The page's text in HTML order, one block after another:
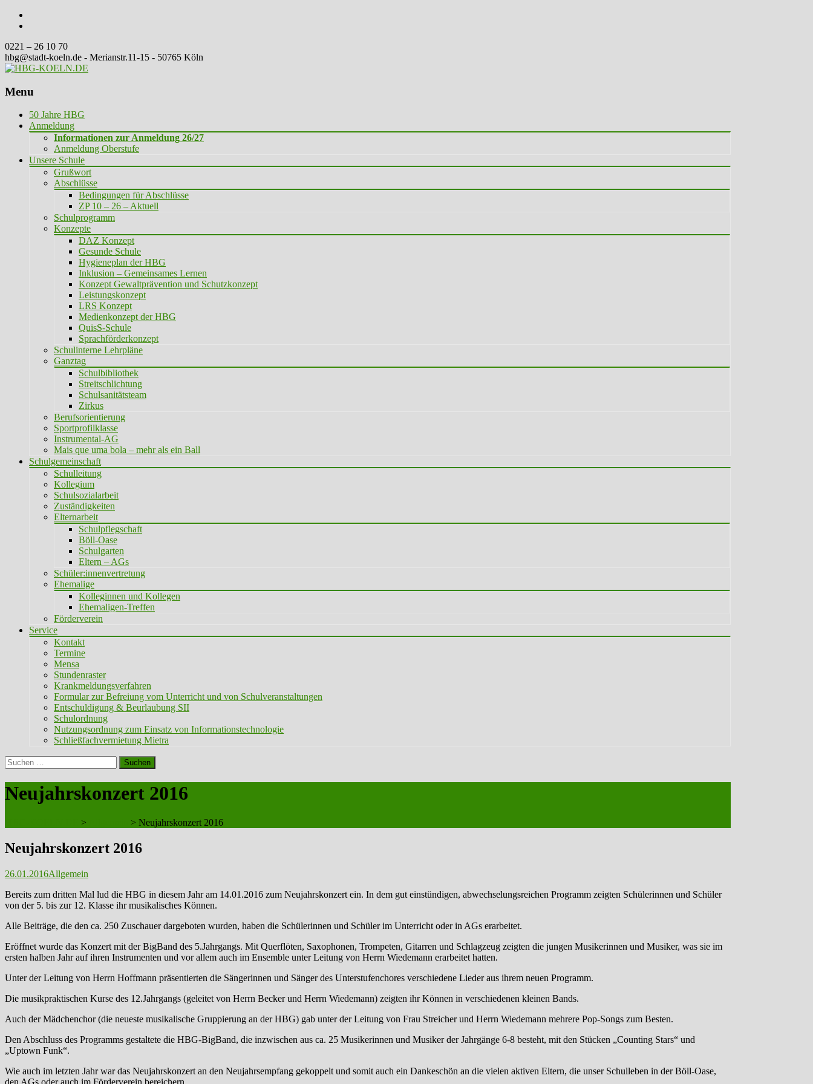
0221 – 26 10 70
hbg@stadt-koeln.de - Merianstr.11-15 - 50765 Köln
Menu
Skip
content
50 Jahre HBG
Anmeldung
Informationen zur Anmeldung 26/27
Anmeldung Oberstufe
Unsere Schule
Grußwort
Abschlüsse
Bedingungen für Abschlüsse
ZP 10 – 26 – Aktuell
Schulprogramm
Konzepte
DAZ Konzept
Gesunde Schule
Hygieneplan der HBG
Inklusion – Gemeinsames Lernen
Konzept Gewaltprävention und Schutzkonzept
Leistungskonzept
LRS Konzept
Medienkonzept der HBG
QuisS-Schule
Sprachförderkonzept
Schulinterne Lehrpläne
Ganztag
Schulbibliothek
Streitschlichtung
Schulsanitätsteam
Zirkus
Berufsorientierung
Sportprofilklasse
Instrumental-AG
Mais que uma bola – mehr als ein Ball
Schulgemeinschaft
Schulleitung
Kollegium
Schulsozialarbeit
Zuständigkeiten
Elternarbeit
Schulpflegschaft
Böll-Oase
Schulgarten
Eltern – AGs
Schüler:innenvertretung
Ehemalige
Kolleginnen und Kollegen
Ehemaligen-Treffen
Förderverein
Service
Kontakt
Termine
Mensa
Stundenraster
Krankmeldungsverfahren
Formular zur Befreiung vom Unterricht und von Schulveranstaltungen
Entschuldigung & Beurlaubung SII
Schulordnung
Nutzungsordnung zum Einsatz von Informationstechnologie
Schließfachvermietung Mietra
Suchen
nach:
Neujahrskonzert 2016
> > Neujahrskonzert 2016
Neujahrskonzert 2016
26.01.2016Allgemein
Bereits zum dritten Mal lud die HBG in diesem Jahr am 14.01.2016 zum Neujahrskonzert ein. In dem gut einstündigen, abwechselungsreichen Programm zeigten Schülerinnen und Schüler
von der 5. bis zur 12. Klasse ihr musikalisches Können.
Alle Beiträge, die den ca. 250 Zuschauer dargeboten wurden, haben die Schülerinnen und Schüler im Unterricht oder in AGs erarbeitet.
Eröffnet wurde das Konzert mit der BigBand des 5.Jahrgangs. Mit Querflöten, Saxophonen, Trompeten, Gitarren und Schlagzeug zeigten die jungen Musikerinnen und Musiker, was sie im
ersten halben Jahr auf ihren Instrumenten und vor allem auch im Ensemble unter Leitung von Herrn Wiedemann erarbeitet hatten.
Unter der Leitung von Herrn Hoffmann präsentierten die Sängerinnen und Sänger des Unterstufenchores verschiedene Lieder aus ihrem neuen Programm.
Die musikpraktischen Kurse des 12.Jahrgangs (geleitet von Herrn Becker und Herrn Wiedemann) zeigten ihr Können in verschiedenen kleinen Bands.
Auch der Mädchenchor (die neueste musikalische Gruppierung an der HBG) gab unter der Leitung von Frau Streicher und Herrn Wiedemann mehrere Pop-Songs zum Besten.
Den Abschluss des Programms gestaltete die HBG-BigBand, die inzwischen aus ca. 25 Musikerinnen und Musiker der Jahrgänge 6-8 besteht, mit den Stücken „Counting Stars“ und
„Uptown Funk“.
Wie auch im letzten Jahr war das Neujahrskonzert an den Neujahrsempfang gekoppelt und somit auch ein Dankeschön an die vielen aktiven Eltern, die unser Schulleben in der Böll-Oase,